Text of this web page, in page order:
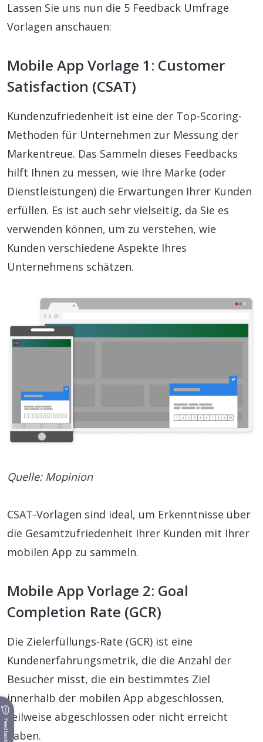
Lassen Sie uns nun die 5 Feedback Umfrage
Vorlagen anschauen:
Mobile App Vorlage 1: Customer
Satisfaction (CSAT)
Kundenzufriedenheit ist eine der Top-Scoring-
Methoden für Unternehmen zur Messung der
Markentreue. Das Sammeln dieses Feedbacks
hilft Ihnen zu messen, wie Ihre Marke (oder
Dienstleistungen) die Erwartungen Ihrer Kunden
erfüllen. Es ist auch sehr vielseitig, da Sie es
verwenden können, um zu verstehen, wie
Kunden verschiedene Aspekte Ihres
Unternehmens schätzen.
Quelle: Mopinion
CSAT-Vorlagen sind ideal, um Erkenntnisse über
die Gesamtzufriedenheit Ihrer Kunden mit Ihrer
mobilen App zu sammeln.
Mobile App Vorlage 2: Goal
Completion Rate (GCR)
Die Zielerfüllungs-Rate (GCR) ist eine
Kundenerfahrungsmetrik, die die Anzahl der
Besucher misst, die ein bestimmtes Ziel
innerhalb der mobilen App abgeschlossen,
teilweise abgeschlossen oder nicht erreicht
haben.
Feedback